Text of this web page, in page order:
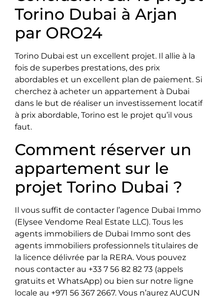
Torino Dubai à Arjan
par ORO24
Torino Dubai est un excellent projet. Il allie à la
fois de superbes prestations, des prix
abordables et un excellent plan de paiement. Si
cherchez à acheter un appartement à Dubai
dans le but de réaliser un investissement locatif
à prix abordable, Torino est le projet qu’il vous
faut.
Comment réserver un
appartement sur le
projet Torino Dubai ?
Il vous suffit de contacter l’agence Dubai Immo
(Elysee Vendome Real Estate LLC). Tous les
agents immobiliers de Dubai Immo sont des
agents immobiliers professionnels titulaires de
la licence délivrée par la RERA. Vous pouvez
nous contacter au +33 7 56 82 82 73 (appels
gratuits et WhatsApp) ou bien sur notre ligne
locale au +971 56 367 2667. Vous n’aurez AUCUN